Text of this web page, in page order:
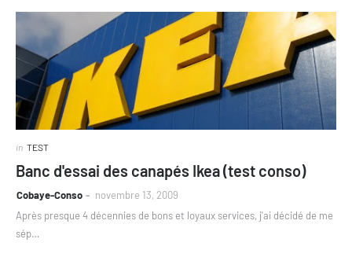
in TEST
Banc d'essai des canapés Ikea (test conso)
Cobaye-Conso
novembre 13, 2009
Après presque 4 décennies de bons et loyaux services, j'ai décidé de me
sép…